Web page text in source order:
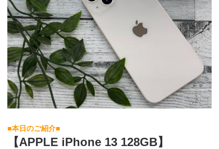
■本日のご紹介■
【APPLE iPhone 13 128GB】